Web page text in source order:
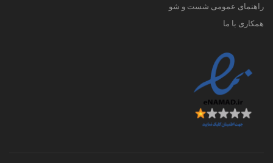
راهنمای عمومی شست و شو
همکاری با ما